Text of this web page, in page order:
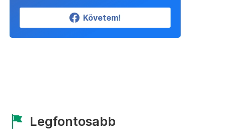
Követem!
Legfontosabb